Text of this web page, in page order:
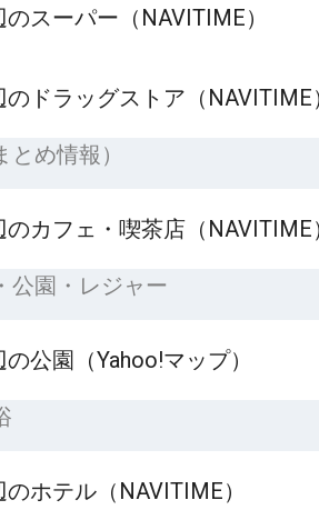
のスーパー（NAVITIME）
のドラッグストア（NAVITIME
め情報）
のカフェ・喫茶店（NAVITIME
公園・レジャー
の公園（Yahoo!マップ）
のホテル（NAVITIME）